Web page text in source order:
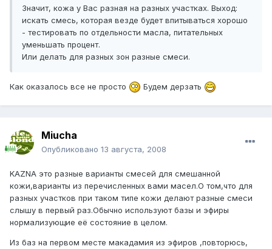
Значит, кожа у Вас разная на разных участках. Выход:
искать смесь, которая везде будет впитываться хорошо
- тестировать по отдельности масла, питательных
уменьшать процент.
Или делать для разных зон разные смеси.
Как оказалось все не просто Будем дерзать
Miucha
Опубликовано 13 августа, 2008
KAZNA это разные варианты смесей для смешанной
кожи,варианты из перечисленных вами масел.О том,что для
разных участков при таком типе кожи делают разные смеси
слышу в первый раз.Обычно используют базы и эфиры
нормализующие её состояние в целом.
Из баз на первом месте макадамия из эфиров ,повторюсь,